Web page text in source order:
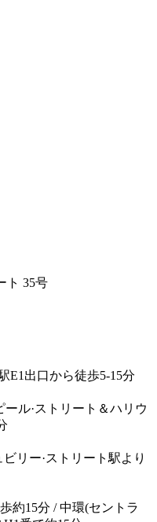
ト 35号
E1出口から徒歩5-15分
ール·ストリート＆ハリウ
リー·ストリート駅より
約15分 / 中環(セントラ